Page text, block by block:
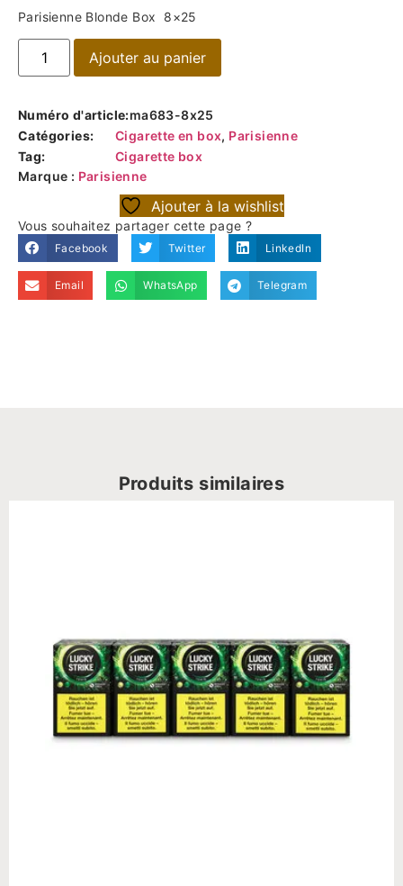
Parisienne Blonde Box 8×25
Ajouter au panier
Numéro d'article:ma683-8x25
Catégories:
Cigarette en box, Parisienne
Tag:
Cigarette box
Marque : Parisienne
Ajouter à la wishlist
Vous souhaitez partager cette page ?
Facebook Twitter LinkedIn
Email WhatsApp Telegram
Produits similaires